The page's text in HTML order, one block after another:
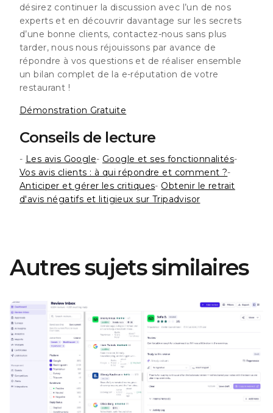
désirez continuer la discussion avec l’un de nos
experts et en découvrir davantage sur les secrets
d’une bonne clients, contactez-nous sans plus
tarder, nous nous réjouissons par avance de
répondre à vos questions et de réaliser ensemble
un bilan complet de la e-réputation de votre
restaurant !
Démonstration Gratuite
Conseils de lecture
- Les avis Google- Google et ses fonctionnalités-
Vos avis clients : à qui répondre et comment ?-
Anticiper et gérer les critiques- Obtenir le retrait
d'avis négatifs et litigieux sur Tripadvisor
Autres sujets similaires